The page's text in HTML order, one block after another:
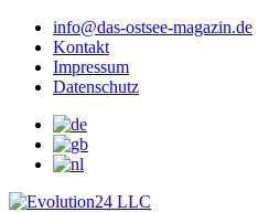
info@das-ostsee-magazin.de
Kontakt
Impressum
Datenschutz